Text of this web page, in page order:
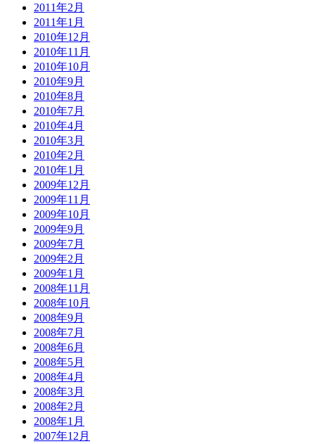
2011年2月
2011年1月
2010年12月
2010年11月
2010年10月
2010年9月
2010年8月
2010年7月
2010年4月
2010年3月
2010年2月
2010年1月
2009年12月
2009年11月
2009年10月
2009年9月
2009年7月
2009年2月
2009年1月
2008年11月
2008年10月
2008年9月
2008年7月
2008年6月
2008年5月
2008年4月
2008年3月
2008年2月
2008年1月
2007年12月